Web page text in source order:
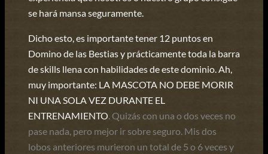
se hará mansa seguramente.
Dicho esto, es importante tener 12 puntos en
Domino de las Bestias y prácticamente toda la barra
de skills llena con habilidades de este dominio. Ah,
muy importante: LA MASCOTA NO DEBE MORIR
NI UNA SOLA VEZ DURANTE EL
ENTRENAMIENTO. Quizás con una o dos veces no
pase nada, pero mejor ir sobre seguro. Mis dos
lobos anteriores murieron un total de 5 o 6 veces y